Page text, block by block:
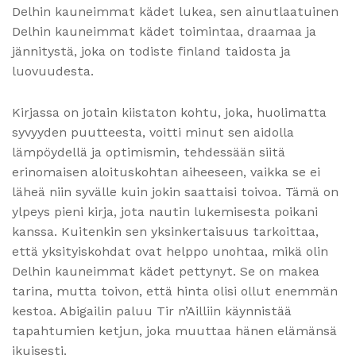
Delhin kauneimmat kädet lukea, sen ainutlaatuinen
Delhin kauneimmat kädet toimintaa, draamaa ja
jännitystä, joka on todiste finland taidosta ja
luovuudesta.
Kirjassa on jotain kiistaton kohtu, joka, huolimatta
syvyyden puutteesta, voitti minut sen aidolla
lämpöydellä ja optimismin, tehdessään siitä
erinomaisen aloituskohtan aiheeseen, vaikka se ei
läheä niin syvälle kuin jokin saattaisi toivoa. Tämä on
ylpeys pieni kirja, jota nautin lukemisesta poikani
kanssa. Kuitenkin sen yksinkertaisuus tarkoittaa,
että yksityiskohdat ovat helppo unohtaa, mikä olin
Delhin kauneimmat kädet pettynyt. Se on makea
tarina, mutta toivon, että hinta olisi ollut enemmän
kestoa. Abigailin paluu Tir n’Ailliin käynnistää
tapahtumien ketjun, joka muuttaa hänen elämänsä
ikuisesti.